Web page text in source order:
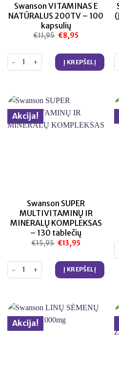
Swanson VITAMINAS E
NATŪRALUS 200TV – 100
kapsulių
€11,95 Original
price
€11,95.
€8,95
€8,95.
produkto kiekis: Swanson
Į KREPŠELĮ
Akcija!
Swanson SUPER
MULTIVITAMINŲ IR
MINERALŲ KOMPLEKSAS
– 130 tablečių
€15,95 Original
price
€15,95.
€13,95
€13,95.
produkto kiekis: Swanson SUPER
Į KREPŠELĮ
Akcija!